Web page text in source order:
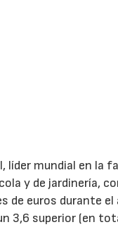
líder mundial en la
y de jardinería,
de euros durante
3,6 superior (en